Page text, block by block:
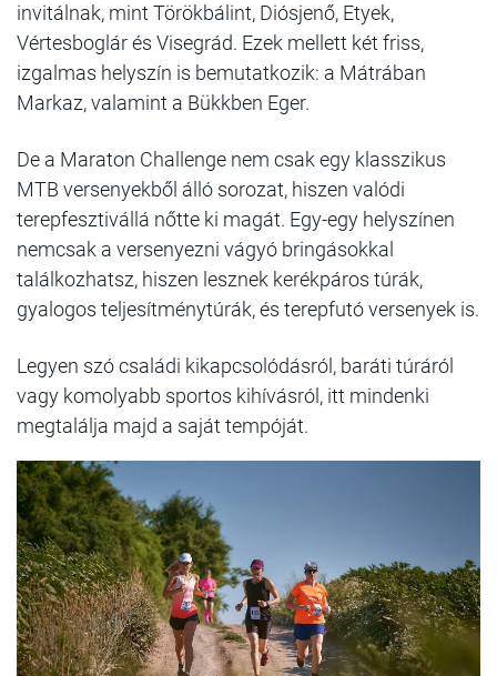
invitálnak, mint Törökbálint, Diósjenő, Etyek,
Vértesboglár és Visegrád. Ezek mellett két friss,
izgalmas helyszín is bemutatkozik: a Mátrában
Markaz, valamint a Bükkben Eger.
De a Maraton Challenge nem csak egy klasszikus
MTB versenyekből álló sorozat, hiszen valódi
terepfesztivállá nőtte ki magát. Egy-egy helyszínen
nemcsak a versenyezni vágyó bringásokkal
találkozhatsz, hiszen lesznek kerékpáros túrák,
gyalogos teljesítménytúrák, és terepfutó versenyek is.
Legyen szó családi kikapcsolódásról, baráti túráról
vagy komolyabb sportos kihívásról, itt mindenki
megtalálja majd a saját tempóját.